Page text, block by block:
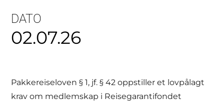
DATO
02.07.26
Pakkereiseloven § 1, jf. § 42 oppstiller et lovpålagt
krav om medlemskap i Reisegarantifondet